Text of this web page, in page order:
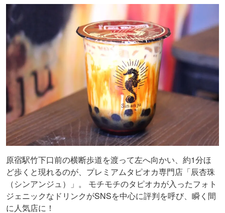
原宿駅竹下口前の横断歩道を渡って左へ向かい、約1分ほ
ど歩くと現れるのが、プレミアムタピオカ専門店「辰杏珠
（シンアンジュ）」。 モチモチのタピオカが入ったフォト
ジェニックなドリンクがSNSを中心に評判を呼び、瞬く間
に人気店に！